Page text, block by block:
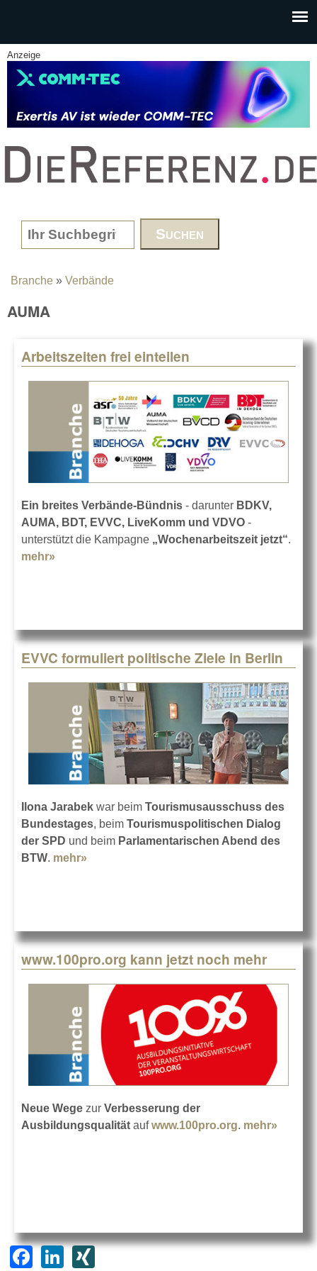
Anzeige
www.DieReferenz.de
Search form
You are here
Branche » Verbände
AUMA
Arbeitszeiten frei einteilen
Ein breites Verbände-Bündnis - darunter BDKV,
AUMA, BDT, EVVC, LiveKomm und VDVO -
unterstützt die Kampagne „Wochenarbeitszeit jetzt“.
mehr»
EVVC formuliert politische Ziele in Berlin
Ilona Jarabek war beim Tourismusausschuss des
Bundestages, beim Tourismuspolitischen Dialog
der SPD und beim Parlamentarischen Abend des
BTW. mehr»
www.100pro.org kann jetzt noch mehr
Neue Wege zur Verbesserung der
Ausbildungsqualität aufwww.100pro.org. mehr»
F
Li XI